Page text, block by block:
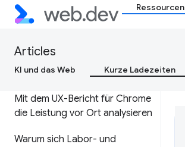
Ressourcen
Articles
KI und das Web Kurze Ladezeiten
Core Web Vitals für
Entscheidungsträger in
Leistung vor Ort messen
Mit dem UX-Bericht für Chrome
die Leistung vor Ort analysieren
Warum sich Labor- und